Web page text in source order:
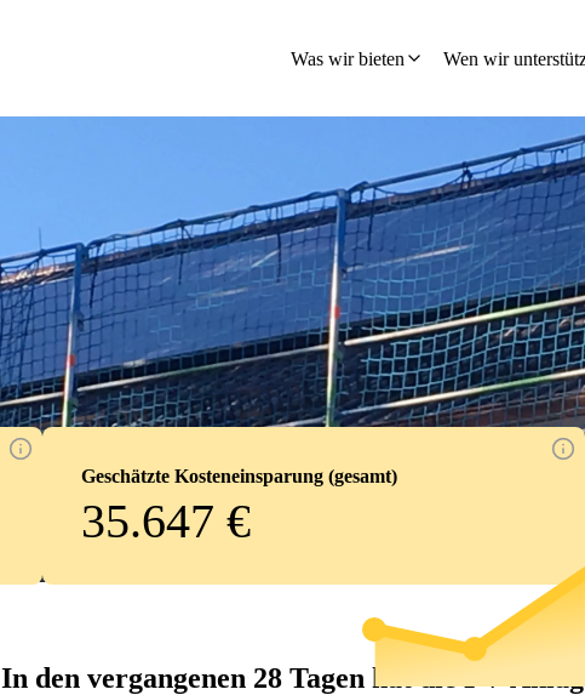
Was wir bieten
Wen wir
Geschätzte Kosteneinsparung (gesamt)
35.647 €
In den vergangenen 28 Tagen hat die PV-